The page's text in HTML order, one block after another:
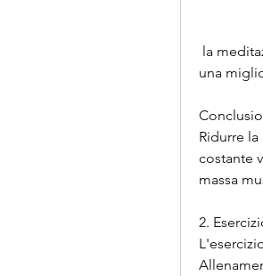
una
Ridurre
costante
massa
2.